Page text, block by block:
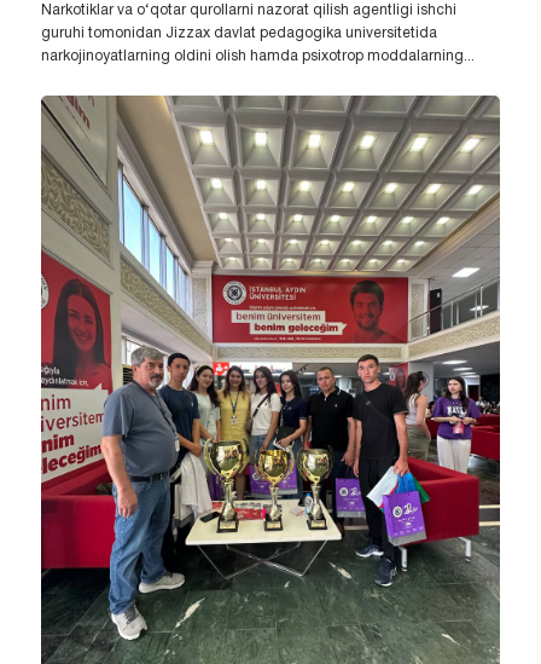
Narkotiklar va o‘qotar qurollarni nazorat qilish agentligi ishchi
guruhi tomonidan Jizzax davlat pedagogika universitetida
narkojinoyatlarning oldini olish hamda psixotrop moddalarning...